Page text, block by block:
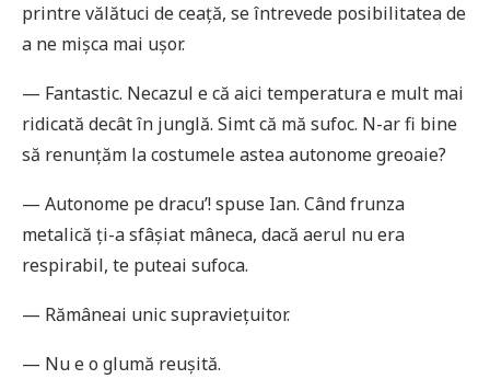
printre vălătuci de ceață, se întrevede posibilitatea de
a ne mișca mai ușor.
— Fantastic. Necazul e că aici temperatura e mult mai
ridicată decât în junglă. Simt că mă sufoc. N-ar fi bine
să renunțăm la costumele astea autonome greoaie?
— Autonome pe dracu’! spuse Ian. Când frunza
metalică ți-a sfâșiat mâneca, dacă aerul nu era
respirabil, te puteai sufoca.
— Rămâneai unic supraviețuitor.
— Nu e o glumă reușită.